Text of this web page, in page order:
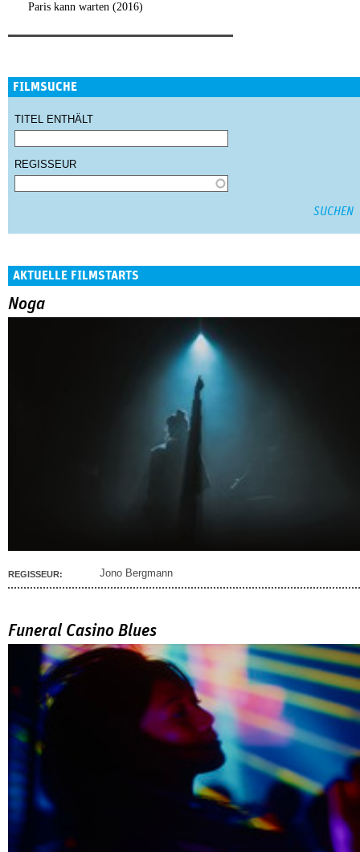
Paris kann warten (2016)
FILMSUCHE
TITEL ENTHÄLT
REGISSEUR
AKTUELLE FILMSTARTS
Noga
REGISSEUR: Jono Bergmann
Funeral Casino Blues